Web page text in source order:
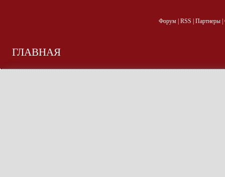
Форум| RSS Партнеры|
ГЛАВНАЯ